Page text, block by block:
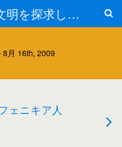
縄文と古代文明を探求しよう！
8月 16th, 2009
ェニキア人